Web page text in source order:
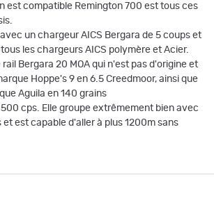
est compatible Remington 700 est tous ces
un chargeur AICS Bergara de 5 coups et
les chargeurs AICS polymère et Acier.
rail Bergara 20 MOA qui n'est pas d'origine et
Hoppe's 9 en 6.5 Creedmoor, ainsi que
Aguila en 140 grains
500 cps. Elle groupe extrêmement bien avec
et est capable d'aller à plus 1200m sans